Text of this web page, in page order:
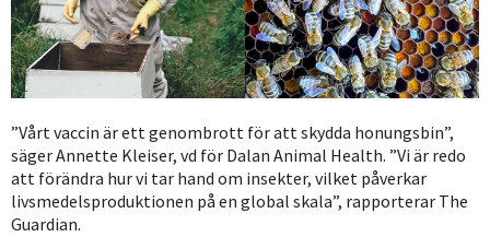
”Vårt vaccin är ett genombrott för att skydda honungsbin”,
säger Annette Kleiser, vd för Dalan Animal Health. ”Vi är redo
att förändra hur vi tar hand om insekter, vilket påverkar
livsmedelsproduktionen på en global skala”, rapporterar The
Guardian.